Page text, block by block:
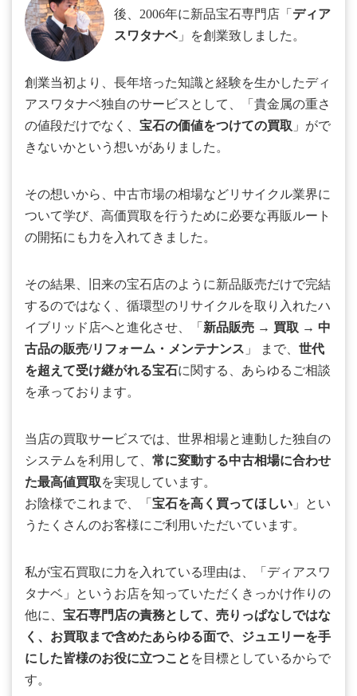
後、2006年に新品宝石専門店「 ディア
スワタナベ」を創業致しました。
創業当初より、長年培った知識と経験を生かしたディ
アスワタナベ独自のサービスとして、「貴金属の重さ
の値段だけでなく、 宝石の価値をつけての買取 」がで
きないかという想いがありました。
その想いから、中古市場の相場などリサイクル業界に
ついて学び、高価買取を行うために必要な再販ルート
の開拓にも力を入れてきました。
その結果、旧来の宝石店のように新品販売だけで完結
するのではなく、循環型のリサイクルを取り入れたハ
イブリッド店へと進化させ、「 新品販売 → 買取 → 中
古品の販売/リフォーム・メンテナンス 」 まで、 世代
を超えて受け継がれる宝石に関する、あらゆるご相談
を承っております。
当店の買取サービスでは、世界相場と連動した独自の
システムを利用して、 常に変動する中古相場に合わせ
た最高値買取を実現しています。
お陰様でこれまで、「 宝石を高く買ってほしい 」とい
うたくさんのお客様にご利用いただいています。
私が宝石買取に力を入れている理由は、「ディアスワ
タナベ」というお店を知っていただくきっかけ作りの
他に、 宝石専門店の責務として、売りっぱなしではな
く、お買取まで含めたあらゆる面で、ジュエリーを手
にした皆様のお役に立つこと を目標としているからで
す。